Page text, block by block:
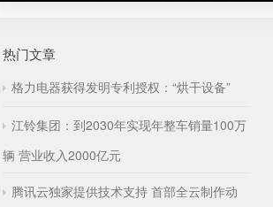
热门文章
格力电器获得发明专利授权：“烘干设备”
江铃集团：到2030年实现年整车销量100万
辆 营业收入2000亿元
腾讯云独家提供技术支持 首部全云制作动